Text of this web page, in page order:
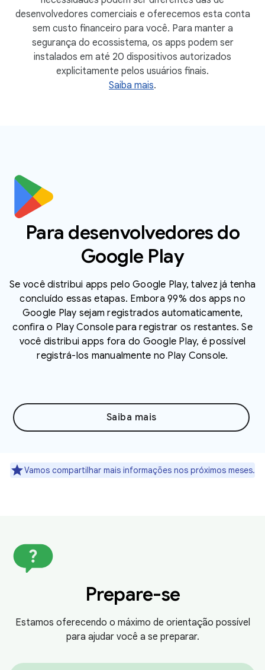
desenvolvedores comerciais e oferecemos esta conta
sem custo financeiro para você. Para manter a
segurança do ecossistema, os apps podem ser
instalados em até 20 dispositivos autorizados
explicitamente pelos usuários finais.
Saiba mais.
Para desenvolvedores do
Google Play
Se você distribui apps pelo Google Play, talvez já tenha
concluído essas etapas. Embora 99% dos apps no
Google Play sejam registrados automaticamente,
confira o Play Console para registrar os restantes. Se
você distribui apps fora do Google Play, é possível
registrá-los manualmente no Play Console.
Saiba mais
Vamos compartilhar mais informações nos próximos meses.
Prepare-se
Estamos oferecendo o máximo de orientação possível
para ajudar você a se preparar.